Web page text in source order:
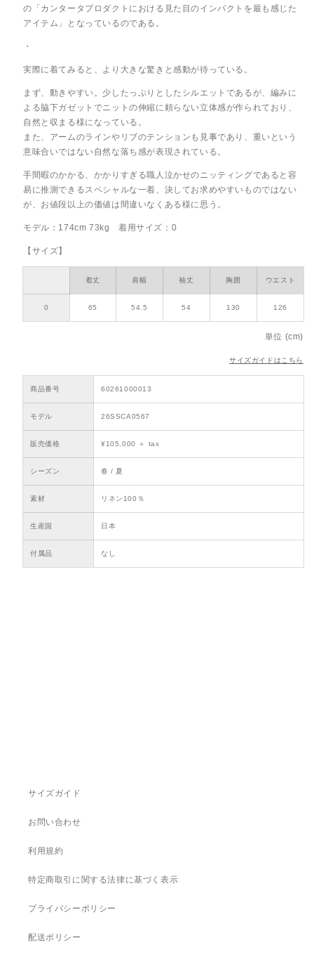
の「カンタータプロダクトにおける見た目のインパクトを最も感じた
アイテム」となっているのである。
・
実際に着てみると、より大きな驚きと感動が待っている。
まず、動きやすい。少したっぷりとしたシルエットであるが、編みに
よる脇下ガゼットでニットの伸縮に頼らない立体感が作られており、
自然と収まる様になっている。
また、アームのラインやリブのテンションも見事であり、重いという
意味合いではない自然な落ち感が表現されている。
手間暇のかかる、かかりすぎる職人泣かせのニッティングであると容
易に推測できるスペシャルな一着、決してお求めやすいものではない
が、お値段以上の価値は間違いなくある様に思う。
モデル：174cm 73kg 着用サイズ：0
【サイズ】
着丈 肩幅 袖丈 胸囲 ウエスト
0 65 54.5 54 130 126
単位 (cm)
サイズガイドはこちら
商品番号 60261000013
モデル 26SSCA0567
販売価格 ¥105,000 ＋ tax
シーズン 春 / 夏
素材 リネン100％
生産国 日本
付属品 なし
サイズガイド
お問い合わせ
利用規約
特定商取引に関する法律に基づく表示
プライバシーポリシー
配送ポリシー